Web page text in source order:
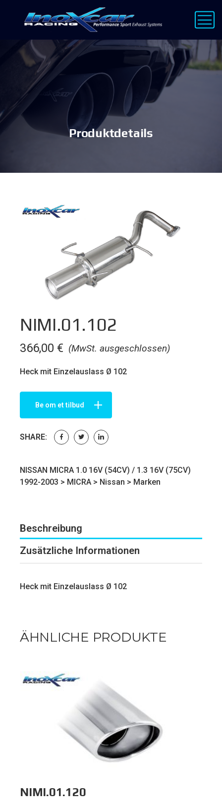
Produktdetails
NIMI.01.102
(MwSt. ausgeschlossen)
366,00 €
Heck mit Einzelauslass Ø 102
Be om et tilbud
SHARE:
NISSAN MICRA 1.0 16V (54CV) / 1.3 16V (75CV)
1992-2003 > MICRA > Nissan > Marken
Beschreibung
Zusätzliche Informationen
Heck mit Einzelauslass Ø 102
ÄHNLICHE PRODUKTE
NIMI.01.120